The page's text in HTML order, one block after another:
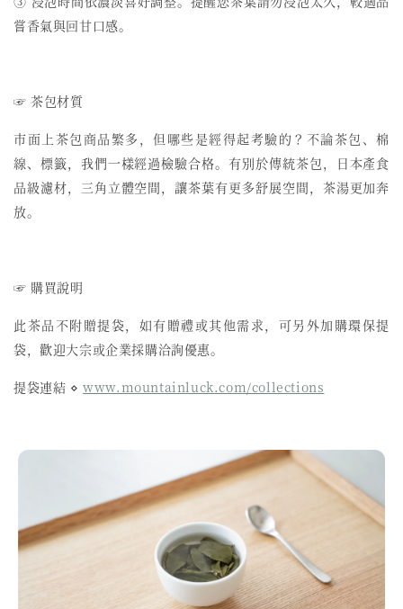
嘗香氣與回甘口感。
☞ 茶包材質
市面上茶包商品繁多，但哪些是經得起考驗的？不論茶包、棉
線、標籤，我們一樣經過檢驗合格。有別於傳統茶包，日本產食
品級濾材，三角立體空間，讓茶葉有更多舒展空間，茶湯更加奔
放。
☞ 購買說明
此茶品不附贈提袋，如有贈禮或其他需求，可另外加購環保提
袋，歡迎大宗或企業採購洽詢優惠。
提袋連結 ⋄www.mountainluck.com/collections